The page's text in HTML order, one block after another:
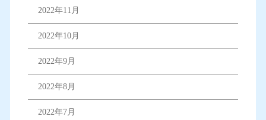
2022年11月
2022年10月
2022年9月
2022年8月
2022年7月